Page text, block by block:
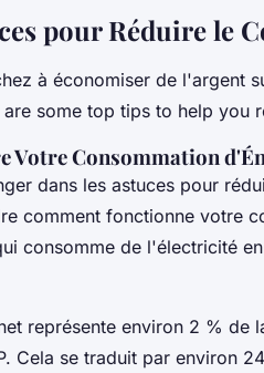
le
pour Réduire le
à économiser de l'argent
some top tips to help you
Votre Consommation
dans les astuces pour
comment fonctionne votre
consomme de l'électricité
représente environ 2 % de
Cela se traduit par environ